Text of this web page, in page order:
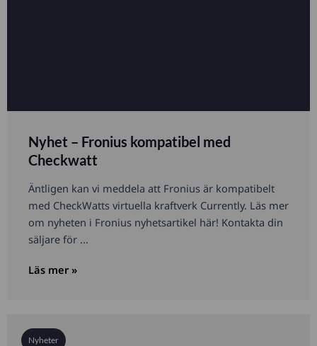
Nyhet – Fronius kompatibel med
Checkwatt
Äntligen kan vi meddela att Fronius är kompatibelt
med CheckWatts virtuella kraftverk Currently. Läs mer
om nyheten i Fronius nyhetsartikel här! Kontakta din
säljare för ...
Läs mer »
Nyheter